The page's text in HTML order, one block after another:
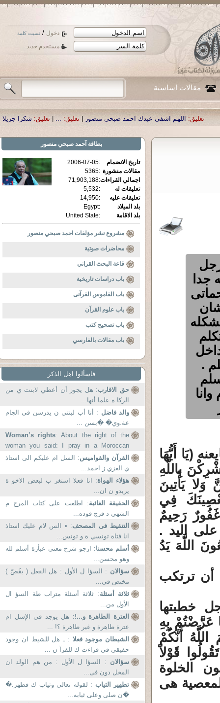
دخول / نسيت كلمة
مستخدم جديد
مقالات اساسية
اللهم اشفي عبدك احمد صبحي منصور|تعليق: ... تعليق: شكرا جزيلا أستاذ
.
(يَا أَيُّهَا
بِاللَّهِ
وَلا يَأْتِينَ
فِي
رَحِيمٌ
على اليد .
اللَّهَ يَدُ
أن ترتكب
خطبتها
عَرَّضْتُمْ بِهِ
أَنَّكُمْ
قَوْلاً
تكون الخلوة
هى
بطاقة آحمد صبحي منصور
تاريخ الانضمام :
2006-07-05
مقالات منشورة :
5365
اجمالي القراءات:
71,903,188
تعليقات له
:
5,532
تعليقات عليه
:
14,950
بلد الميلاد
:
Egypt
بلد الاقامة
:
United State
مشروع نشر مؤلفات احمد صبحي منصور
محاضرات صوتية
قاعة البحث القراني
باب دراسات تاريخية
باب القاموس القرآنى
باب علوم القرآن
باب تصحيح كتب
باب مقالات بالفارسي
فاسألوا اهل الذكر
حق الاقارب: هل يجوز أن أعطي لابنت ي من
الزكا ة علما أنها...
والد فاضل : أنا أب لبنتي ن يدرسن فى الجام
عة.وي� �بسن ...
Woman’s rights: About the right of the
woman you said: I pray in a Moroccan
mosque here in Wuppertal,...
القرآن والقواميس: السل ام عليكم الى استاذ
ي العزي ز احمد...
هؤلاء الهواة: انا فعلا استغر ب لبعض الاخو ة
يريدو ن ان...
الحقيقة الغائبة: اطلعت على كتاب المرح م
الشهي د فرج فوده...
التنقيط فى المصحف: • الس لام عليك استاذ
انا فتاة تونسي ة و تونس...
أسلم محسنا: ارجو شرح معنى عبأرة أسلم لله
وهو محسن...
سؤالان : السؤا ل الأول : هل الفعل ( يقُصّ )
مختص فى...
ثلاثة أسئلة: ثلاثة أسئلة متراب طة السؤ ال
الأول من...
العترة الطاهرة و...!: هل يوجد في الإسل ام
عترة طاهرة و غير طاهرة ؟! ...
الشيطان موجود فعلا : ـ هل للشيط ان وجود
حقيقي في قراءت ك للقرآ ن ...
سؤالان : السؤا ل الأول : من هم الولد ان
المخل دون فى...
تطهير الثياب : لقوله تعالى وثياب ك فطهر.�
�ن صلى وعلى ثيابه...